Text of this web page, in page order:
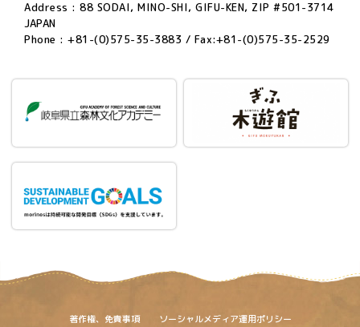
Address : 88 SODAI, MINO-SHI, GIFU-KEN, ZIP #501-3714
JAPAN
Phone : +81-(0)575-35-3883 / Fax:+81-(0)575-35-2529
著作権、免責事項 ソーシャルメディア運用ポリシー